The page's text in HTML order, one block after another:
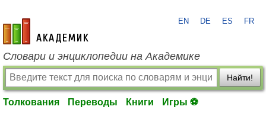
academic.ru
EN DE ES FR
Словари и энциклопедии на Академике
Найти!
Толкования Переводы Книги Игры ⚽